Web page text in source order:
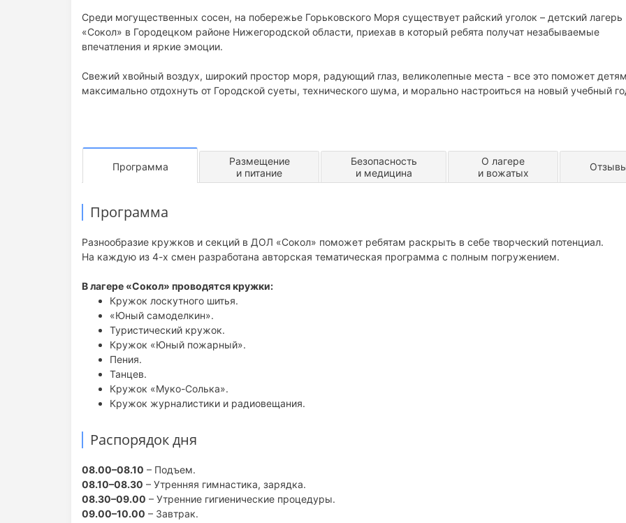
Среди могущественных сосен, на побережье Горьковского Моря существует райский уголок – детский лагерь
«Сокол» в Городецком районе Нижегородской области, приехав в который ребята получат незабываемые
впечатления и яркие эмоции.
Свежий хвойный воздух, широкий простор моря, радующий глаз, великолепные места - все это поможет детям
максимально отдохнуть от Городской суеты, технического шума, и морально настроиться на новый учебный
Программа
Размещение
и питание
Безопасность
и медицина
О лагере
и вожатых
Программа
Разнообразие кружков и секций в ДОЛ «Сокол» поможет ребятам раскрыть в себе творческий потенциал.
На каждую из 4-х смен разработана авторская тематическая программа с полным погружением.
В лагере «Сокол» проводятся кружки:
Кружок лоскутного шитья.
«Юный самоделкин».
Туристический кружок.
Кружок «Юный пожарный».
Пения.
Танцев.
Кружок «Муко-Солька».
Кружок журналистики и радиовещания.
Распорядок дня
08.00–08.10 – Подъем.
08.10–08.30 – Утренняя гимнастика, зарядка.
08.30–09.00 – Утренние гигиенические процедуры.
09.00–10.00 – Завтрак.